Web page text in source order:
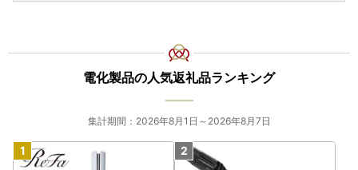
電化製品の人気返礼品ランキング
集計期間：2026年8月1日～2026年8月7日